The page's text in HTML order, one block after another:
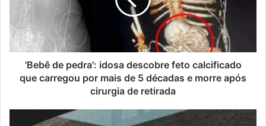
feto
calcificado
que
carregou
mais
'Bebê de pedra': idosa descobre feto calcificado
que carregou por mais de 5 décadas e morre após
cirurgia de retirada